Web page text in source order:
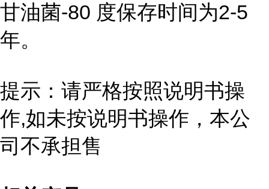
甘油菌-80 度保存时间为2-5
年。
提示：请严格按照说明书操
作,如未按说明书操作，本公
司不承担售